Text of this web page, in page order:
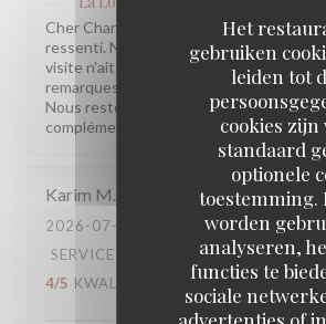
Het
gebruiken
leiden tot
cookies
standaard
optionele
toestemming.
worden
analyseren,
functies te
sociale
advertenties of
Cher Charles, Merci d'avoir pris le
ressenti. Nous sommes sincèrement
visite n'ait pas été à la hauteur de vos
remarques sont précieuses et nous les
Nous restons à votre disposition pour
complémentaire. L'équipe de la Brasserie
Karim M
2026-07-17
- 20:30 - GASTEN 2
SERVICE
ATMOSFEER: 4/5
4/5 KWALITEIT / PRIJS: 3/5